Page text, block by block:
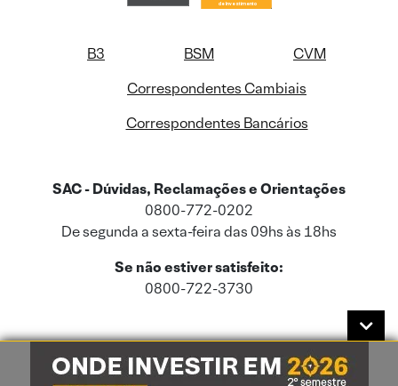
B3 BSM
CVM
Correspondentes Cambiais
Correspondentes Bancários
SAC - Dúvidas, Reclamações e Orientações
0800-772-0202
De segunda a sexta-feira das 09hs às 18hs
Se não estiver satisfeito:
0800-722-3730
Este site usa cookies e dados pessoais de acordo com a nossaPolítica de
Cookies
e a nossaPolítica de Privacidade.